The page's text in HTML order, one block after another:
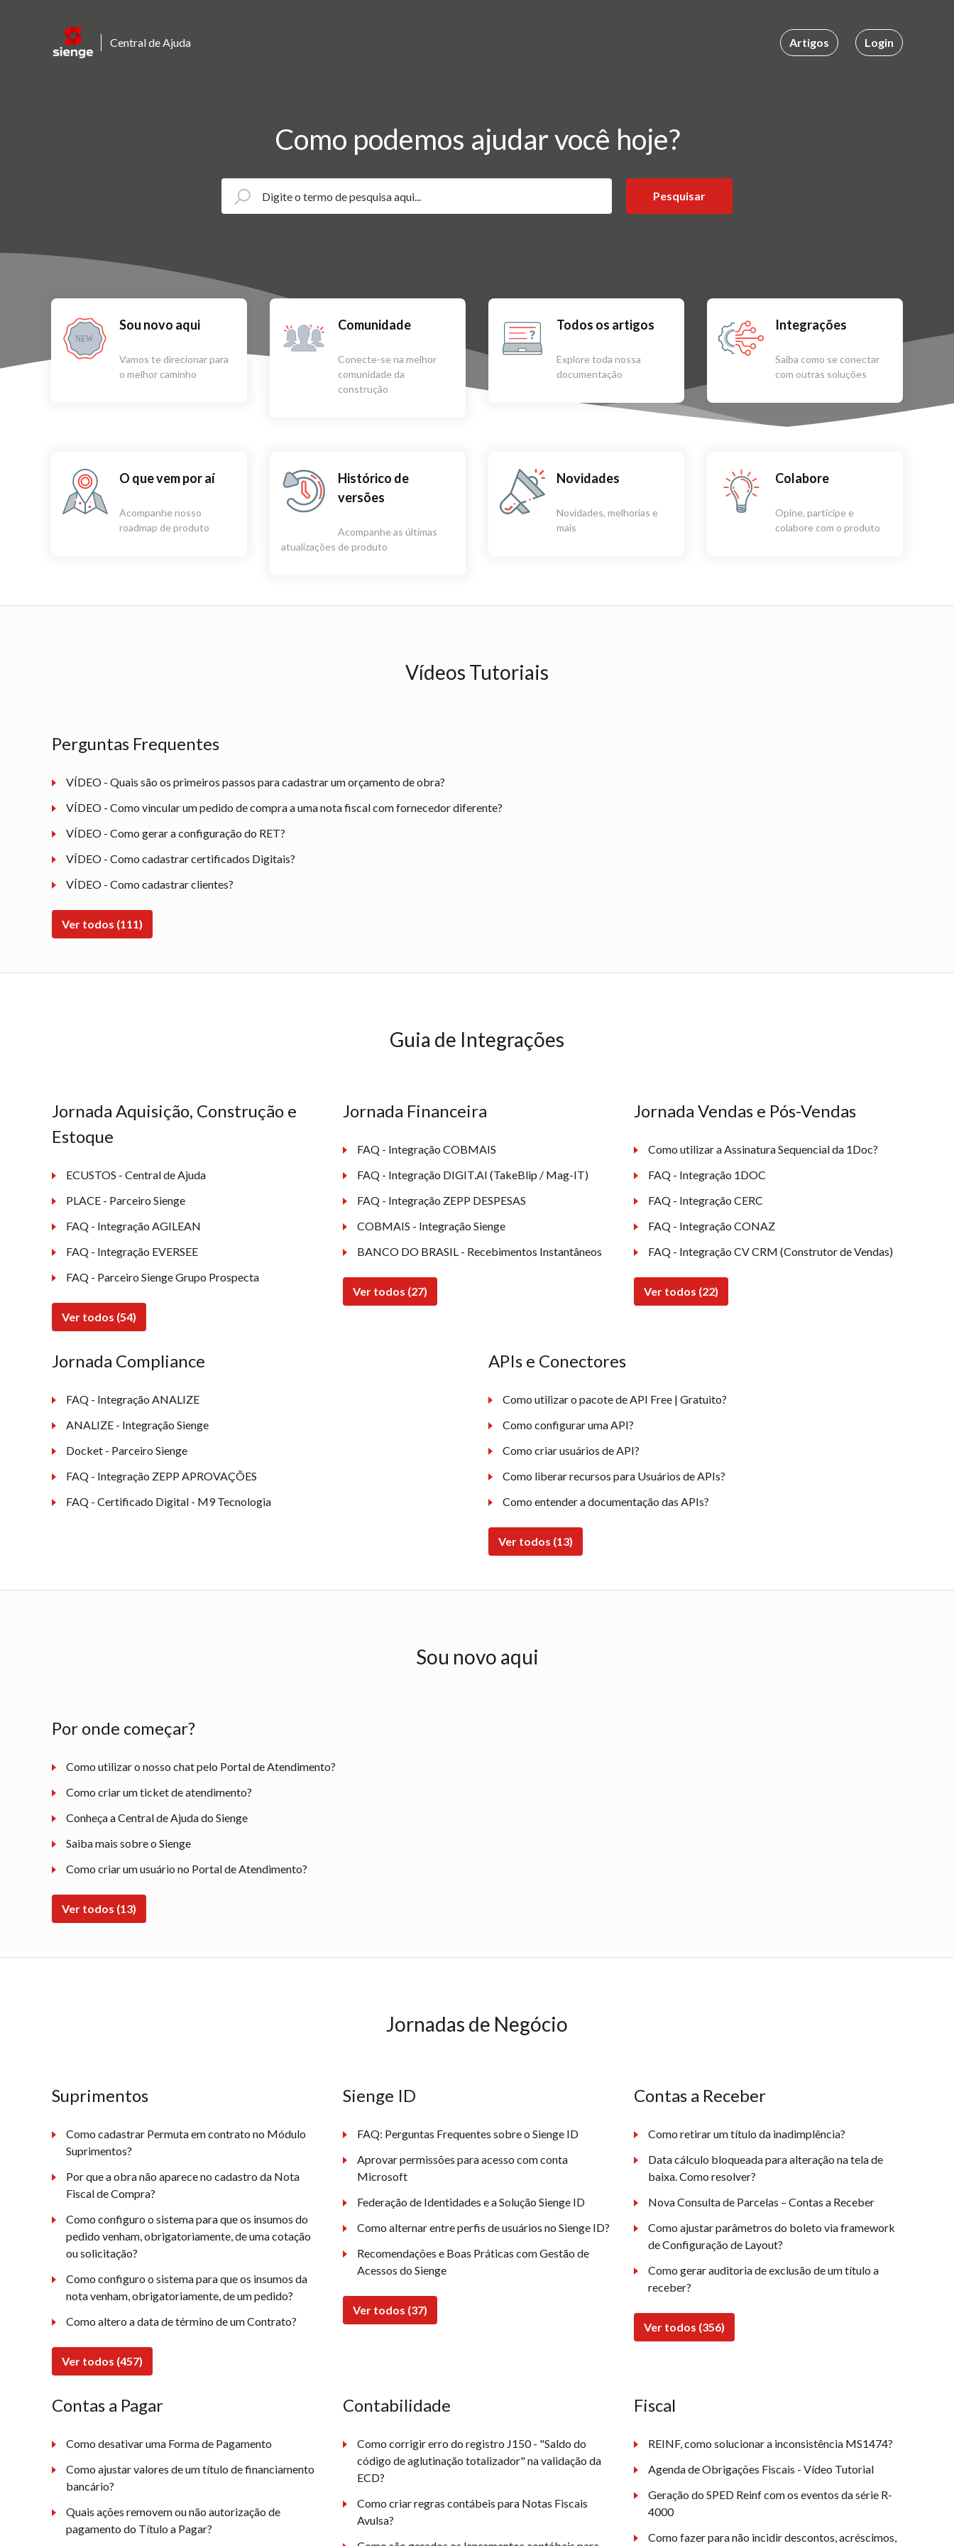
Central de Ajuda Artigos Login
Como podemos ajudar você hoje?
Pesquisar
NEW
Sou novo aqui
Vamos te direcionar para
o melhor caminho
Comunidade
Conecte-se na melhor
comunidade da
construção
Todos os artigos
Explore toda nossa
documentação
Integrações
Saiba como se conectar
com outras soluções
O que vem por aí
Acompanhe nosso
roadmap de produto
Histórico de
versões
Acompanhe as últimas
atualizações de produto
Novidades
Novidades, melhorias e
mais
Colabore
Opine, participe e
colabore com o produto
Vídeos Tutoriais
Perguntas Frequentes
VÍDEO - Quais são os primeiros passos para cadastrar um orçamento de obra?
VÍDEO - Como vincular um pedido de compra a uma nota fiscal com fornecedor diferente?
VÍDEO - Como gerar a configuração do RET?
VÍDEO - Como cadastrar certificados Digitais?
VÍDEO - Como cadastrar clientes?
Ver todos (111)
Guia de Integrações
Jornada Aquisição, Construção e
Estoque
ECUSTOS - Central de Ajuda
PLACE - Parceiro Sienge
FAQ - Integração AGILEAN
FAQ - Integração EVERSEE
FAQ - Parceiro Sienge Grupo Prospecta
Ver todos (54)
Jornada Financeira
FAQ - Integração COBMAIS
FAQ - Integração DIGIT.AI (TakeBlip / Mag-IT)
FAQ - Integração ZEPP DESPESAS
COBMAIS - Integração Sienge
BANCO DO BRASIL - Recebimentos Instantâneos
Ver todos (27)
Jornada Vendas e Pós-Vendas
Como utilizar a Assinatura Sequencial da 1Doc?
FAQ - Integração 1DOC
FAQ - Integração CERC
FAQ - Integração CONAZ
FAQ - Integração CV CRM (Construtor de Vendas)
Ver todos (22)
Jornada Compliance
FAQ - Integração ANALIZE
ANALIZE - Integração Sienge
Docket - Parceiro Sienge
FAQ - Integração ZEPP APROVAÇÕES
FAQ - Certificado Digital - M9 Tecnologia
APIs e Conectores
Como utilizar o pacote de API Free | Gratuito?
Como configurar uma API?
Como criar usuários de API?
Como liberar recursos para Usuários de APIs?
Como entender a documentação das APIs?
Ver todos (13)
Sou novo aqui
Por onde começar?
Como utilizar o nosso chat pelo Portal de Atendimento?
Como criar um ticket de atendimento?
Conheça a Central de Ajuda do Sienge
Saiba mais sobre o Sienge
Como criar um usuário no Portal de Atendimento?
Ver todos (13)
Jornadas de Negócio
Suprimentos
Como cadastrar Permuta em contrato no Módulo
Suprimentos?
Por que a obra não aparece no cadastro da Nota
Fiscal de Compra?
Como configuro o sistema para que os insumos do
pedido venham, obrigatoriamente, de uma cotação
ou solicitação?
Como configuro o sistema para que os insumos da
nota venham, obrigatoriamente, de um pedido?
Como altero a data de término de um Contrato?
Ver todos (457)
Sienge ID
FAQ: Perguntas Frequentes sobre o Sienge ID
Aprovar permissões para acesso com conta
Microsoft
Federação de Identidades e a Solução Sienge ID
Como alternar entre perfis de usuários no Sienge ID?
Recomendações e Boas Práticas com Gestão de
Acessos do Sienge
Ver todos (37)
Contas a Receber
Como retirar um título da inadimplência?
Data cálculo bloqueada para alteração na tela de
baixa. Como resolver?
Nova Consulta de Parcelas – Contas a Receber
Como ajustar parâmetros do boleto via framework
de Configuração de Layout?
Como gerar auditoria de exclusão de um título a
receber?
Ver todos (356)
Contas a Pagar
Como desativar uma Forma de Pagamento
Como ajustar valores de um título de financiamento
bancário?
Quais ações removem ou não autorização de
pagamento do Título a Pagar?
Contabilidade
Como corrigir erro do registro J150 - "Saldo do
código de aglutinação totalizador" na validação da
ECD?
Como criar regras contábeis para Notas Fiscais
Avulsa?
Fiscal
REINF, como solucionar a inconsistência MS1474?
Agenda de Obrigações Fiscais - Vídeo Tutorial
Geração do SPED Reinf com os eventos da série R-
4000
Como fazer para não incidir descontos, acréscimos,